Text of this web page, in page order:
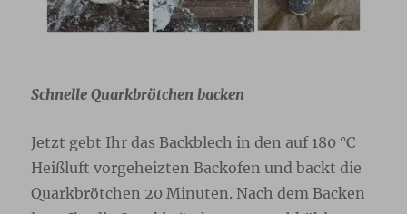
Schnelle Quarkbrötchen backen
Jetzt gebt Ihr das Backblech in den auf 180 °C
Heißluft vorgeheizten Backofen und backt die
Quarkbrötchen 20 Minuten. Nach dem Backen